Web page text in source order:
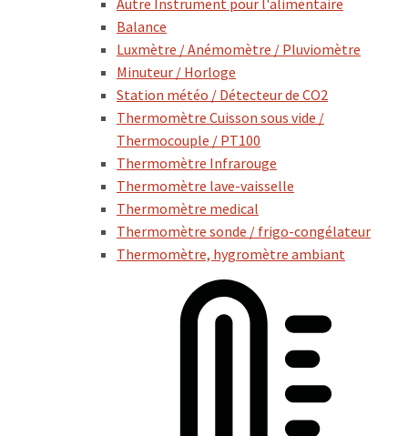
Autre Instrument pour l'alimentaire
Balance
Luxmètre / Anémomètre / Pluviomètre
Minuteur / Horloge
Station météo / Détecteur de CO2
Thermomètre Cuisson sous vide /
Thermocouple / PT100
Thermomètre Infrarouge
Thermomètre lave-vaisselle
Thermomètre medical
Thermomètre sonde / frigo-congélateur
Thermomètre, hygromètre ambiant